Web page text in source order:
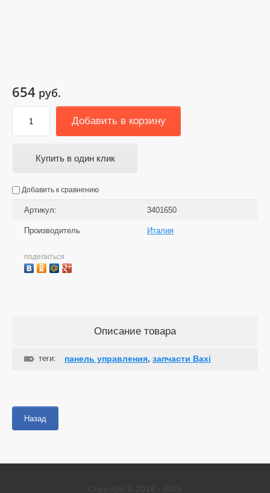
654 руб.
Добавить в корзину
Купить в один клик
Добавить к сравнению
Артикул: 3401650
Производитель Италия
поделиться
Описание товара
теги: панель управления, запчасти Baxi
Назад
Copyright © 2018 - 2026